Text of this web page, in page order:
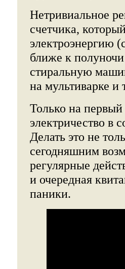
Нетривиальное
счетчика,
электроэнергию
ближе к
стиральную
на мультиварке и
Только на первый
электричество в
Делать это не
сегодняшним
регулярные
и очередная
паники.